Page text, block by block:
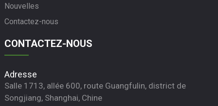
Nouvelles
Contactez-nous
CONTACTEZ-NOUS
Adresse
Salle 1713, allée 600, route Guangfulin, district de
Songjiang, Shanghai, Chine